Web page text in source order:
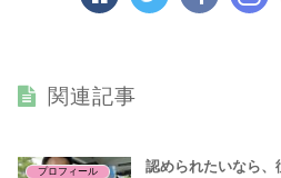
関連記事
プロフィール 認められたいなら、